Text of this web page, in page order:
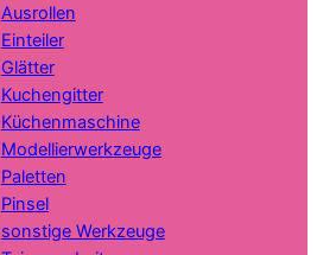
Ausrollen
Einteiler
Glätter
Kuchengitter
Küchenmaschine
Modellierwerkzeuge
Paletten
Pinsel
sonstige Werkzeuge